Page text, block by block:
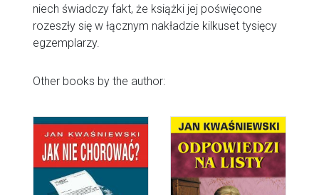
niech świadczy fakt, że książki jej poświęcone
rozeszły się w łącznym nakładzie kilkuset tysięcy
egzemplarzy.
Other books by the author: